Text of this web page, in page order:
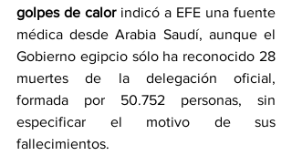
golpes de calor indicó a EFE una fuente
médica desde Arabia Saudí, aunque el
Gobierno egipcio sólo ha reconocido 28
muertes de la delegación oficial,
formada por 50.752 personas, sin
especificar el motivo de sus
fallecimientos.